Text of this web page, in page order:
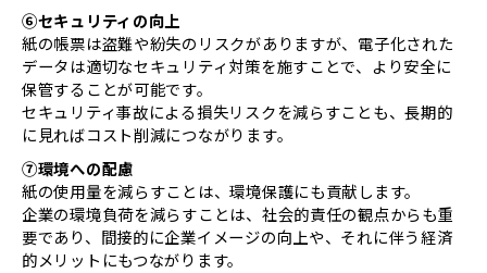
⑥セキュリティの向上
紙の帳票は盗難や紛失のリスクがありますが、電子化された
データは適切なセキュリティ対策を施すことで、より安全に
保管することが可能です。
セキュリティ事故による損失リスクを減らすことも、長期的
に見ればコスト削減につながります。
⑦環境への配慮
紙の使用量を減らすことは、環境保護にも貢献します。
企業の環境負荷を減らすことは、社会的責任の観点からも重
要であり、間接的に企業イメージの向上や、それに伴う経済
的メリットにもつながります。